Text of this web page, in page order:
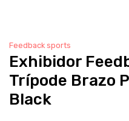
Feedback sports
Exhibidor
Trípode Brazo
Black